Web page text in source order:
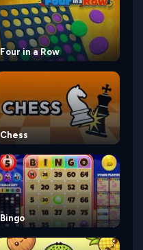
Four in a Row
Chess
Bingo